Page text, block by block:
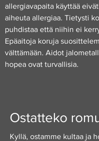
allergiavapaita käyttää
aiheuta allergiaa. Tietysti
puhdistaa että niihin ei
Epäaitoja koruja
välttämään. Aidot
hopea ovat turvallisia.
Ostatteko
Kyllä, ostamme kultaa ja